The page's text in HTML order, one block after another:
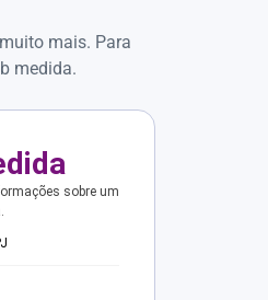
mais. Para
medida.
sobre um